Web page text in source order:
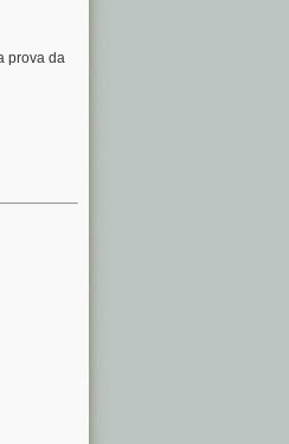
prova da